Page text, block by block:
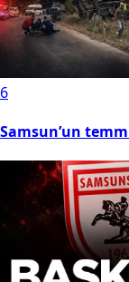
6
Samsun’un